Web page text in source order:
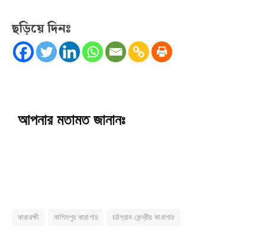
ছড়িয়ে দিনঃ
আপনার মতামত জানানঃ
কারারক্ষী কাশিমপুর কারাগার চট্টগ্রাম কেন্দ্রীয় কারাগার